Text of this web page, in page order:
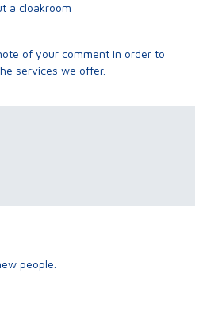
a cloakroom
of your comment in order to
services we offer.
people.